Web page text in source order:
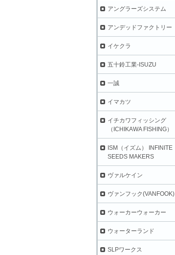
アングラーズシステム
アンデッドファクトリー
イケクラ
五十鈴工業-ISUZU
一誠
イマカツ
イチカワフィッシング
（ICHIKAWA FISHING）
ISM（イズム） INFINITE
SEEDS MAKERS
ヴァルケイン
ヴァンフック(VANFOOK)
ウォーカーウォーカー
ウォーターランド
SLPワークス